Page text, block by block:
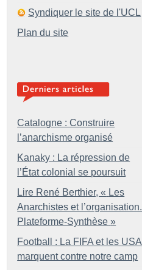
Syndiquer le site de l'UCL
Plan du site
Catalogne : Construire
l’anarchisme organisé
Kanaky : La répression de
l’État colonial se poursuit
Lire René Berthier, « Les
Anarchistes et l’organisation.
Plateforme-Synthèse »
Football : La FIFA et les USA
marquent contre notre camp